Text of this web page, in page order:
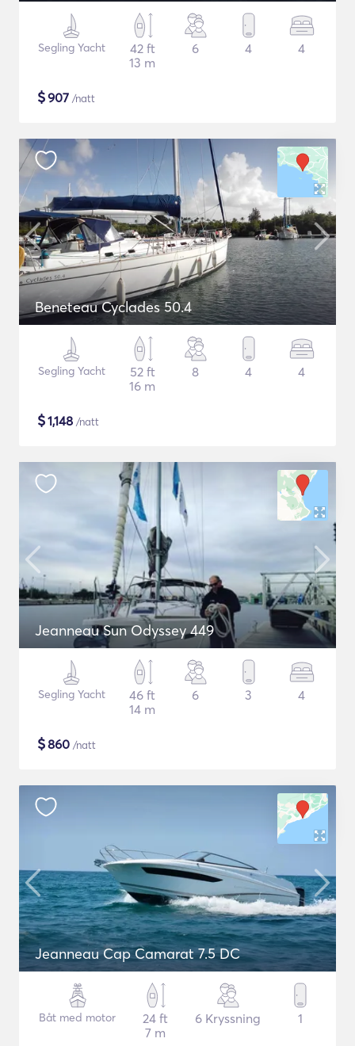
Segling Yacht
42 ft
13 m
6 4 4
$907 /natt
Beneteau Cyclades 50.4
Segling Yacht
52 ft
16 m
8 4 4
$1,148 /natt
Jeanneau Sun Odyssey 449
Segling Yacht
46 ft
14 m
6 3 4
$860 /natt
Jeanneau Cap Camarat 7.5 DC
Båt med motor
24 ft
7 m
6 Kryssning 1